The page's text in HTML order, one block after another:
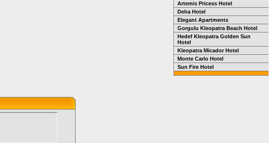
Artemis Pricess Hotel
Deha Hotel
Elegant Apartments
Gorgulu Kleopatra Beach Hotel
Hedef Kleopatra Golden Sun
Hotel
Kleopatra Micador Hotel
Monte Carlo Hotel
Sun Fire Hotel